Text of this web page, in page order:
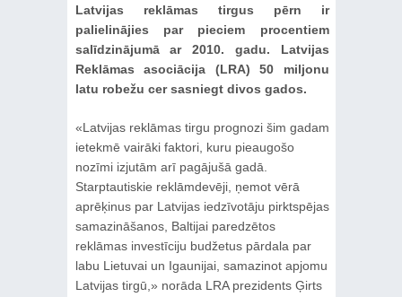
Latvijas reklāmas tirgus pērn ir
palielinājies par pieciem procentiem
salīdzinājumā ar 2010. gadu. Latvijas
Reklāmas asociācija (LRA) 50 miljonu
latu robežu cer sasniegt divos gados.
«Latvijas reklāmas tirgu prognozi šim gadam
ietekmē vairāki faktori, kuru pieaugošo
nozīmi izjutām arī pagājušā gadā.
Starptautiskie reklāmdevēji, ņemot vērā
aprēķinus par Latvijas iedzīvotāju pirktspējas
samazināšanos, Baltijai paredzētos
reklāmas investīciju budžetus pārdala par
labu Lietuvai un Igaunijai, samazinot apjomu
Latvijas tirgū,» norāda LRA prezidents Ģirts